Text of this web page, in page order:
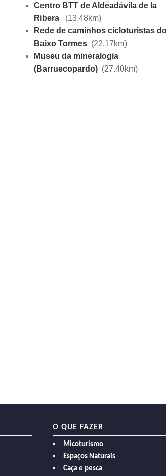
Centro BTT de Aldeadávila de la
Ribera
(13.48km)
Rede de caminhos cicloturistas
Baixo Tormes (22.17km)
Museu da mineralogia
(Barruecopardo) (27.40km)
O QUE FAZER
Micoturismo
Espaços Naturais
Caça e pesca